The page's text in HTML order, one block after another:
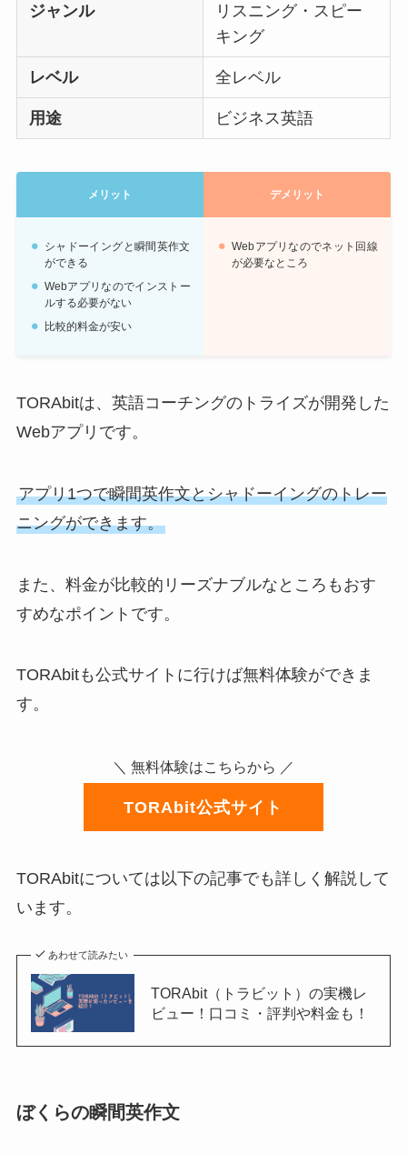
ジャンル
リスニング・スピー
キング
レベル 全レベル
用途 ビジネス英語
メリット デメリット
シャドーイングと瞬間英作文
ができる
Webアプリなのでインストー
ルする必要がない
比較的料金が安い
Webアプリなのでネット回線
が必要なところ
TORAbitは、英語コーチングのトライズが開発した
Webアプリです。
アプリ1つで瞬間英作文とシャドーイングのトレー
ニングができます。
また、料金が比較的リーズナブルなところもおす
すめなポイントです。
TORAbitも公式サイトに行けば無料体験ができま
す。
＼ 無料体験はこちらから ／
TORAbit公式サイト
TORAbitについては以下の記事でも詳しく解説して
います。
あわせて読みたい
TORAbit（トラビット）の実機レ
ビュー！口コミ・評判や料金も！
ぼくらの瞬間英作文